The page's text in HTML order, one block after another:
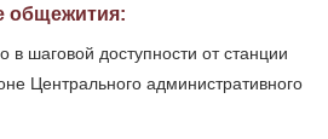
общежития:
шаговой доступности от станции
Центрального административного